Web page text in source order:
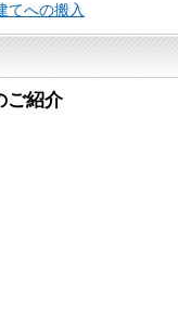
てへの搬入
ご紹介